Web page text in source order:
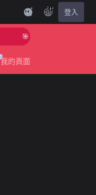
ZH 登入
🎯 Level Up Your Aim to
我的頁面